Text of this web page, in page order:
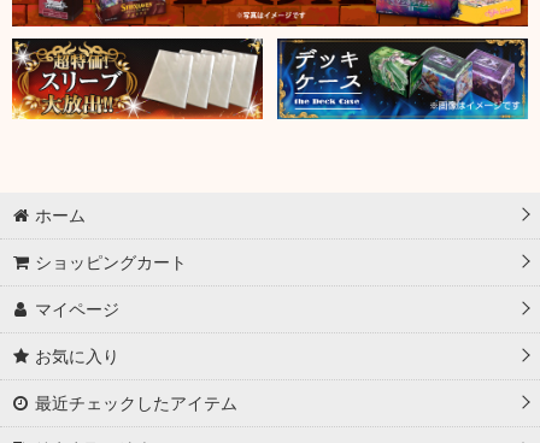
ホーム
ショッピングカート
マイページ
お気に入り
最近チェックしたアイテム